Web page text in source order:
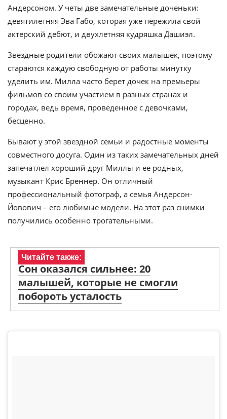
Андерсоном. У четы две замечательные доченьки:
девятилетняя Эва Габо, которая уже пережила свой
актерский дебют, и двухлетняя кудряшка Дашиэл.
Звездные родители обожают своих малышек, поэтому
стараются каждую свободную от работы минутку
уделить им. Милла часто берет дочек на премьеры
фильмов со своим участием в разных странах и
городах, ведь время, проведенное с девочками,
бесценно.
Бывают у этой звездной семьи и радостные моменты
совместного досуга. Один из таких замечательных дней
запечатлел хороший друг Миллы и ее родных,
музыкант Крис Бреннер. Он отличный
профессиональный фотограф, а семья Андерсон-
Йовович – его любимые модели. На этот раз снимки
получились особенно трогательными.
Читайте также:
Сон оказался сильнее: 20
малышей, которые не смогли
побороть усталость